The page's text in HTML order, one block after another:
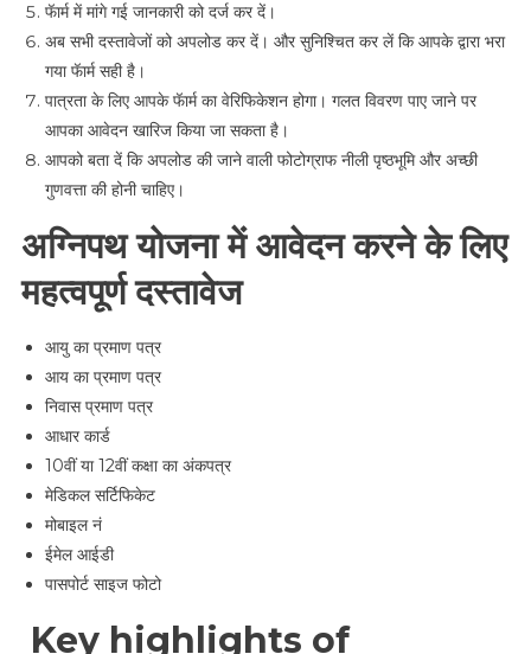
फॅार्म में मांगे गई जानकारी को दर्ज कर दें।
अब सभी दस्तावेजों को अपलोड कर दें। और सुनिश्चित कर लें कि आपके द्वारा भरा
गया फॅार्म सही है।
पात्रता के लिए आपके फॅार्म का वेरिफिकेशन होगा। गलत विवरण पाए जाने पर
आपका आवेदन खारिज किया जा सकता है।
आपको बता दें कि अपलोड की जाने वाली फोटोग्राफ नीली पृष्ठभूमि और अच्छी
गुणवत्ता की होनी चाहिए।
अग्निपथ योजना में आवेदन करने के लिए
महत्वपूर्ण दस्तावेज
आयु का प्रमाण पत्र
आय का प्रमाण पत्र
निवास प्रमाण पत्र
आधार कार्ड
10वीं या 12वीं कक्षा का अंकपत्र
मेडिकल सर्टिफिकेट
मोबाइल नं
ईमेल आईडी
पासपोर्ट साइज फोटो
Key highlights of